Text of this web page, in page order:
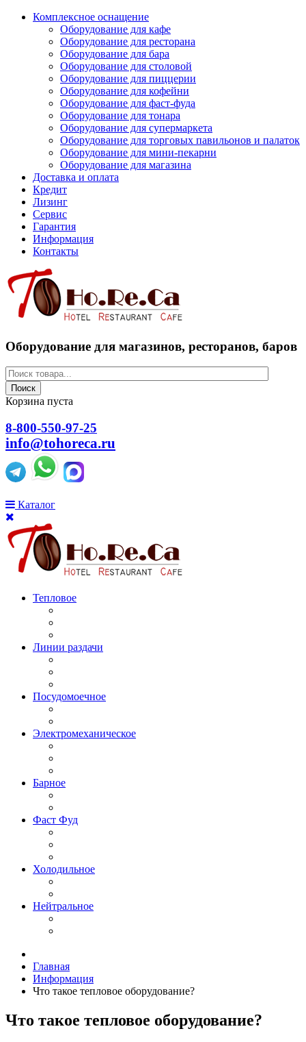
Комплексное оснащение
Оборудование для кафе
Оборудование для ресторана
Оборудование для бара
Оборудование для столовой
Оборудование для пиццерии
Оборудование для кофейни
Оборудование для фаст-фуда
Оборудование для тонара
Оборудование для супермаркета
Оборудование для торговых павильонов и палаток
Оборудование для мини-пекарни
Оборудование для магазина
Доставка и оплата
Кредит
Лизинг
Сервис
Гарантия
Информация
Контакты
Оборудование для магазинов, ресторанов, баров
Поиск
Корзина пуста
8-800-550-97-25
info@tohoreca.ru
Каталог
Тепловое
Линии раздачи
Посудомоечное
Электромеханическое
Барное
Фаст Фуд
Холодильное
Нейтральное
Главная
Информация
Что такое тепловое оборудование?
Что такое тепловое оборудование?